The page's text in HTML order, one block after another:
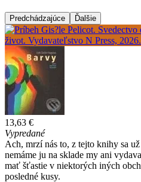
Predchádzajúce Ďalšie
13,63 €
Vypredané
Ach, mrzí nás to, z tejto knihy sa
nemáme ju na sklade my ani
mať šťastie v niektorých iných
posledné kusy.